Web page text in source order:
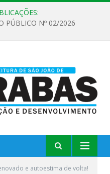
PÚBLICO Nº 02/2026
e autoestima de volta!